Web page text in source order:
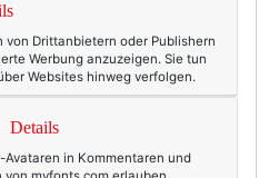
so eine!
In New York. Hätte
sagen können? Ts.
von Drittanbietern oder Publishern
Werbung anzuzeigen. Sie tun
Websites hinweg verfolgen.
Details
in Kommentaren und